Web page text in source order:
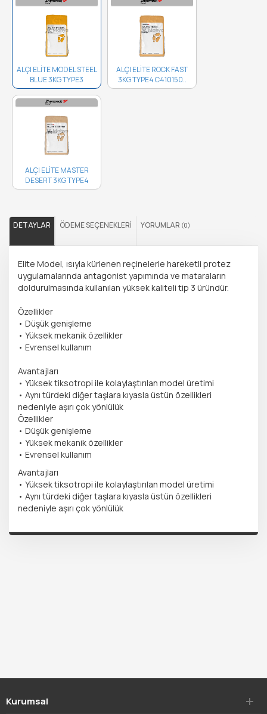
ALÇI ELİTE MODEL STEEL
BLUE 3KG TYPE3
C410070..
ALÇI ELİTE ROCK FAST
3KG TYPE4 C410150..
ALÇI ELİTE MASTER
DESERT 3KG TYPE4
C410402..
DETAYLAR ÖDEME SEÇENEKLERI YORUMLAR (0)
Elite Model, ısıyla kürlenen reçinelerle hareketli protez
uygulamalarında antagonist yapımında ve mataraların
doldurulmasında kullanılan yüksek kaliteli tip 3 üründür.
Özellikler
• Düşük genişleme
• Yüksek mekanik özellikler
• Evrensel kullanım
Avantajları
• Yüksek tiksotropi ile kolaylaştırılan model üretimi
• Aynı türdeki diğer taşlara kıyasla üstün özellikleri
nedeniyle aşırı çok yönlülük
Özellikler
• Düşük genişleme
• Yüksek mekanik özellikler
• Evrensel kullanım
Avantajları
• Yüksek tiksotropi ile kolaylaştırılan model üretimi
• Aynı türdeki diğer taşlara kıyasla üstün özellikleri
nedeniyle aşırı çok yönlülük
Kurumsal